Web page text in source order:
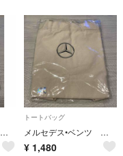
メルセデス•ベンツ トートバッグ
トートバッグ
メルセデス•ベンツ トートバッグ
¥ 1,480